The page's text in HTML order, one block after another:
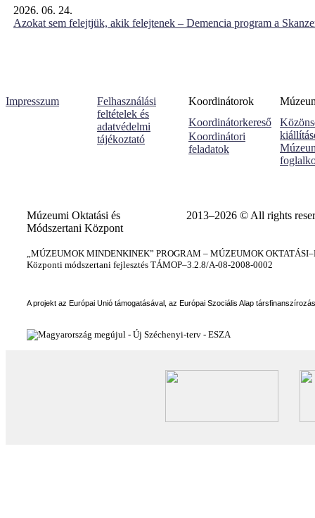
2026. 06. 24.
Azokat sem felejtjük, akik felejtenek – Demencia program a
Impresszum
Felhasználási
feltételek és
adatvédelmi
tájékoztató
Koordinátorok
Koordinátorkereső
Koordinátori
feladatok
Múzeumi Oktatási és
Módszertani Központ
2013–2026 © All rights
„MÚZEUMOK MINDENKINEK” PROGRAM – MÚZEUMOK
Központi módszertani fejlesztés TÁMOP–3.2.8/A-08-2008-0002
A projekt az Európai Unió támogatásával, az Európai Szociális Alap